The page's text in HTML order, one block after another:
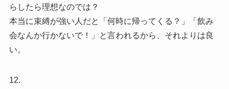
らしたら理想なのでは？
本当に束縛が強い人だと「何時に帰ってくる？」「飲み
会なんか行かないで！」と言われるから、それよりは良
い。
12.